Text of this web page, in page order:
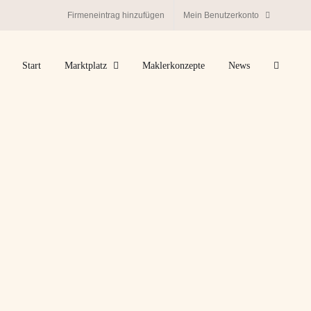
Firmeneintrag hinzufügen Mein Benutzerkonto
Start Marktplatz Maklerkonzepte News